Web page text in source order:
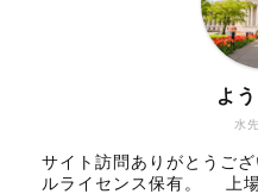
水
よ
サイト訪問ありがとうご
ルライセンス保有。 上